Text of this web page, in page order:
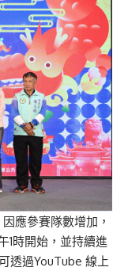
應參賽隊數增加，
1時開始，並持續進
透過YouTube 線上